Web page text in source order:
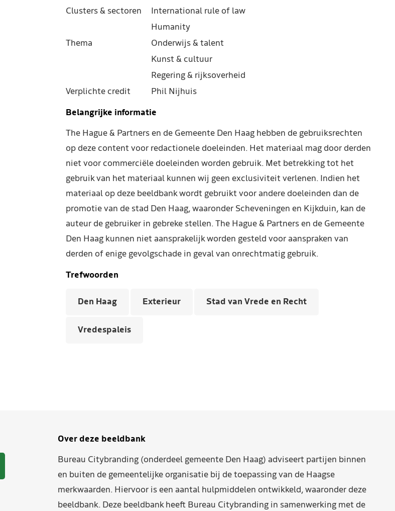
Clusters & sectoren
International rule of law
Humanity
Thema
Onderwijs & talent
Kunst & cultuur
Regering & rijksoverheid
Verplichte credit
Phil Nijhuis
Belangrijke informatie
The Hague & Partners en de Gemeente Den Haag hebben de gebruiksrechten
op deze content voor redactionele doeleinden. Het materiaal mag door derden
niet voor commerciële doeleinden worden gebruik. Met betrekking tot het
gebruik van het materiaal kunnen wij geen exclusiviteit verlenen. Indien het
materiaal op deze beeldbank wordt gebruikt voor andere doeleinden dan de
promotie van de stad Den Haag, waaronder Scheveningen en Kijkduin, kan de
auteur de gebruiker in gebreke stellen. The Hague & Partners en de Gemeente
Den Haag kunnen niet aansprakelijk worden gesteld voor aanspraken van
derden of enige gevolgschade in geval van onrechtmatig gebruik.
Trefwoorden
Den Haag Exterieur Stad van Vrede en Recht
Vredespaleis
Over deze beeldbank
Bureau Citybranding (onderdeel gemeente Den Haag) adviseert partijen binnen
en buiten de gemeentelijke organisatie bij de toepassing van de Haagse
merkwaarden. Hiervoor is een aantal hulpmiddelen ontwikkeld, waaronder deze
beeldbank. Deze beeldbank heeft Bureau Citybranding in samenwerking met de